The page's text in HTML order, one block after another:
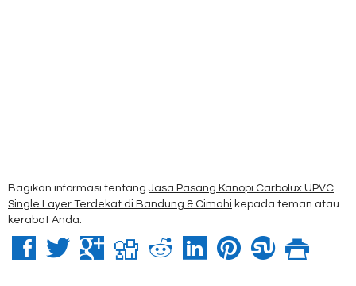
Bagikan informasi tentang Jasa Pasang Kanopi Carbolux UPVC
Single Layer Terdekat di Bandung & Cimahi kepada teman atau
kerabat Anda.